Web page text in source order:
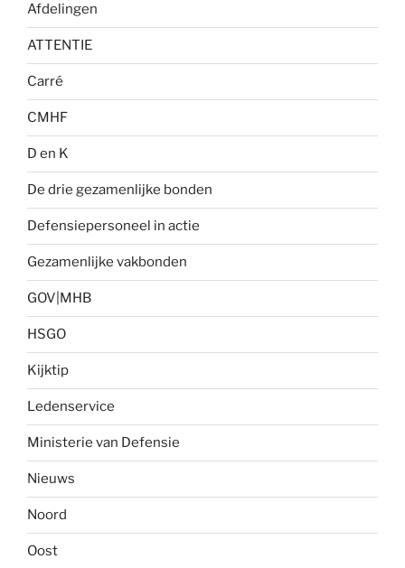
Afdelingen
ATTENTIE
Carré
CMHF
D en K
De drie gezamenlijke bonden
Defensiepersoneel in actie
Gezamenlijke vakbonden
GOV|MHB
HSGO
Kijktip
Ledenservice
Ministerie van Defensie
Nieuws
Noord
Oost